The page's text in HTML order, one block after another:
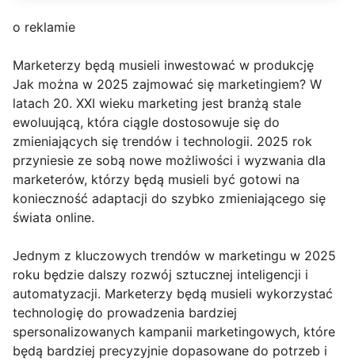
o reklamie
Marketerzy będą musieli inwestować w produkcję
Jak można w 2025 zajmować się marketingiem? W
latach 20. XXI wieku marketing jest branżą stale
ewoluującą, która ciągle dostosowuje się do
zmieniających się trendów i technologii. 2025 rok
przyniesie ze sobą nowe możliwości i wyzwania dla
marketerów, którzy będą musieli być gotowi na
konieczność adaptacji do szybko zmieniającego się
świata online.
Jednym z kluczowych trendów w marketingu w 2025
roku będzie dalszy rozwój sztucznej inteligencji i
automatyzacji. Marketerzy będą musieli wykorzystać
technologię do prowadzenia bardziej
spersonalizowanych kampanii marketingowych, które
będą bardziej precyzyjnie dopasowane do potrzeb i